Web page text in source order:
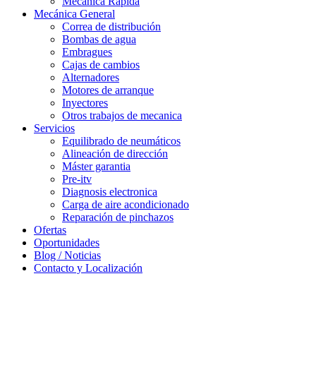
Mecánica General
Correa de distribución
Bombas de agua
Embragues
Cajas de cambios
Alternadores
Motores de arranque
Inyectores
Otros trabajos de mecanica
Servicios
Equilibrado de neumáticos
Alineación de dirección
Máster garantia
Pre-itv
Diagnosis electronica
Carga de aire acondicionado
Reparación de pinchazos
Ofertas
Oportunidades
Blog / Noticias
Contacto y Localización